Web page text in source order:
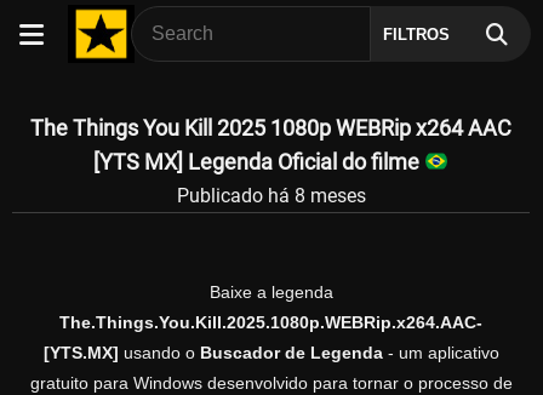
FILTROS
The Things You Kill 2025 1080p WEBRip x264 AAC
[YTS MX] Legenda Oficial do filme
Publicado há 8 meses
Baixe a legenda
The.Things.You.Kill.2025.1080p.WEBRip.x264.AAC-
[YTS.MX] usando o Buscador de Legenda- um aplicativo
gratuito para Windows desenvolvido para tornar o processo de